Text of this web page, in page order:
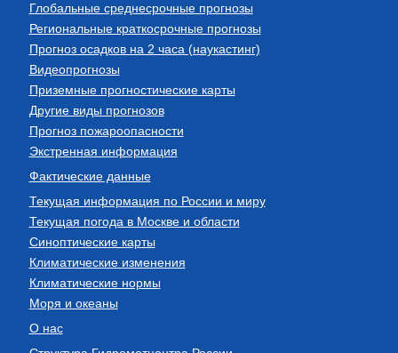
Глобальные среднесрочные прогнозы
Региональные краткосрочные прогнозы
Прогноз осадков на 2 часа (наукастинг)
Видеопрогнозы
Приземные прогностические карты
Другие виды прогнозов
Прогноз пожароопасности
Экстренная информация
Фактические данные
Текущая информация по России и миру
Текущая погода в Москве и области
Синоптические карты
Климатические изменения
Климатические нормы
Моря и океаны
О нас